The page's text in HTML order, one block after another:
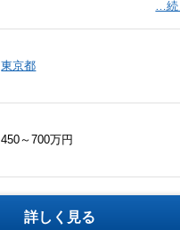
…
東京都
450～700万円
詳しく見る